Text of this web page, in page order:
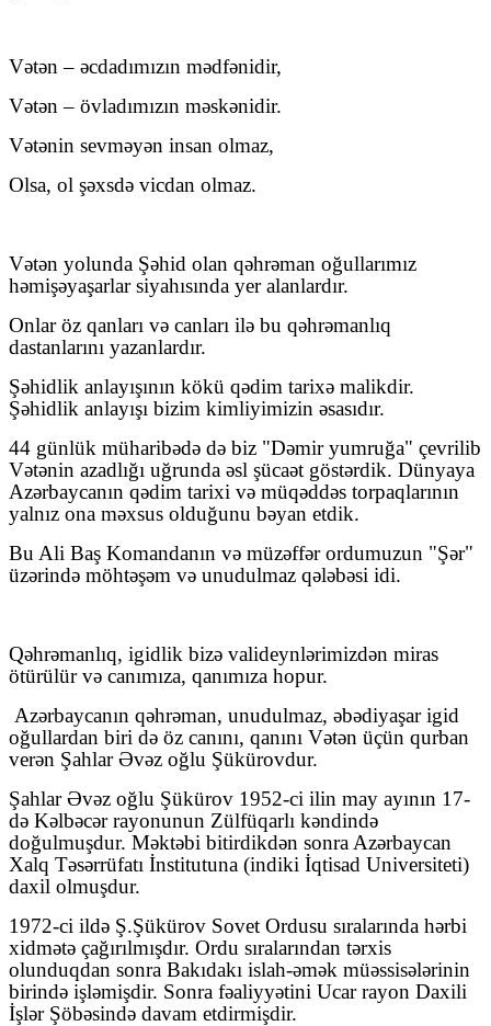
Vətən – əcdadımızın mədfənidir,
Vətən – övladımızın məskənidir.
Vətənin sevməyən insan olmaz,
Olsa, ol şəxsdə vicdan olmaz.
Vətən yolunda Şəhid olan qəhrəman oğullarımız
həmişəyaşarlar siyahısında yer alanlardır.
Onlar öz qanları və canları ilə bu qəhrəmanlıq
dastanlarını yazanlardır.
Şəhidlik anlayışının kökü qədim tarixə malikdir.
Şəhidlik anlayışı bizim kimliyimizin əsasıdır.
44 günlük müharibədə də biz "Dəmir yumruğa" çevrilib
Vətənin azadlığı uğrunda əsl şücaət göstərdik. Dünyaya
Azərbaycanın qədim tarixi və müqəddəs torpaqlarının
yalnız ona məxsus olduğunu bəyan etdik.
Bu Ali Baş Komandanın və müzəffər ordumuzun "Şər"
üzərində möhtəşəm və unudulmaz qələbəsi idi.
Qəhrəmanlıq, igidlik bizə valideynlərimizdən miras
ötürülür və canımıza, qanımıza hopur.
Azərbaycanın qəhrəman, unudulmaz, əbədiyaşar igid
oğullardan biri də öz canını, qanını Vətən üçün qurban
verən Şahlar Əvəz oğlu Şükürovdur.
Şahlar Əvəz oğlu Şükürov 1952-ci ilin may ayının 17-
də Kəlbəcər rayonunun Zülfüqarlı kəndində
doğulmuşdur. Məktəbi bitirdikdən sonra Azərbaycan
Xalq Təsərrüfatı İnstitutuna (indiki İqtisad Universiteti)
daxil olmuşdur.
1972-ci ildə Ş.Şükürov Sovet Ordusu sıralarında hərbi
xidmətə çağırılmışdır. Ordu sırala­rından tərxis
olunduqdan sonra Bakıdakı islah-əmək müəssisələrinin
birində işləmişdir. Sonra fəaliyyətini Ucar rayon Daxili
İşlər Şöbəsində davam etdirmişdir.